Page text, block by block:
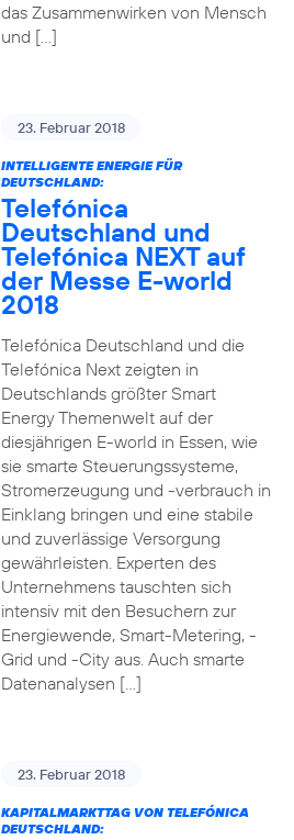
das Zusammenwirken von Mensch
und […]
23. Februar 2018
INTELLIGENTE ENERGIE FÜR
DEUTSCHLAND:
Telefónica
Deutschland und
Telefónica NEXT auf
der Messe E-world
2018
Telefónica Deutschland und die
Telefónica Next zeigten in
Deutschlands größter Smart
Energy Themenwelt auf der
diesjährigen E-world in Essen, wie
sie smarte Steuerungssysteme,
Stromerzeugung und -verbrauch in
Einklang bringen und eine stabile
und zuverlässige Versorgung
gewährleisten. Experten des
Unternehmens tauschten sich
intensiv mit den Besuchern zur
Energiewende, Smart-Metering, -
Grid und -City aus. Auch smarte
Datenanalysen […]
23. Februar 2018
KAPITALMARKTTAG VON TELEFÓNICA
DEUTSCHLAND: